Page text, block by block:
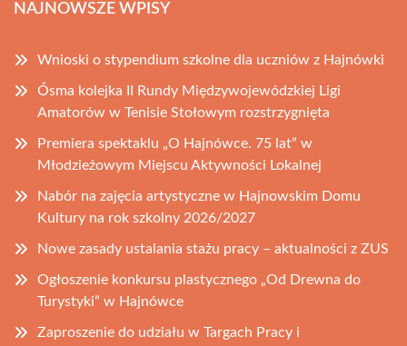
NAJNOWSZE WPISY
Wnioski o stypendium szkolne dla uczniów z Hajnówki
Ósma kolejka II Rundy Międzywojewódzkiej Ligi
Amatorów w Tenisie Stołowym rozstrzygnięta
Premiera spektaklu „O Hajnówce. 75 lat” w
Młodzieżowym Miejscu Aktywności Lokalnej
Nabór na zajęcia artystyczne w Hajnowskim Domu
Kultury na rok szkolny 2026/2027
Nowe zasady ustalania stażu pracy – aktualności z ZUS
Ogłoszenie konkursu plastycznego „Od Drewna do
Turystyki” w Hajnówce
Zaproszenie do udziału w Targach Pracy i